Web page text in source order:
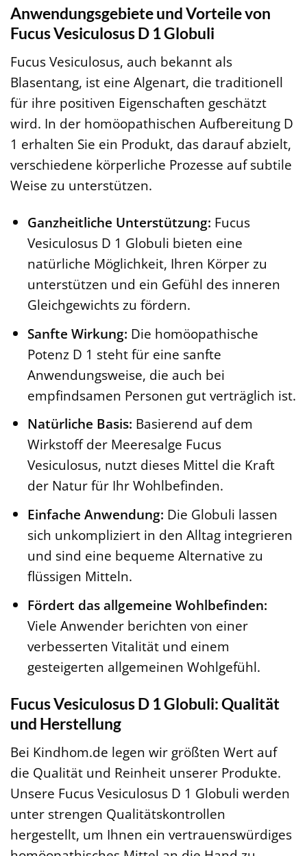
Anwendungsgebiete und Vorteile von
Fucus Vesiculosus D 1 Globuli
Fucus Vesiculosus, auch bekannt als
Blasentang, ist eine Algenart, die traditionell
für ihre positiven Eigenschaften geschätzt
wird. In der homöopathischen Aufbereitung D
1 erhalten Sie ein Produkt, das darauf abzielt,
verschiedene körperliche Prozesse auf subtile
Weise zu unterstützen.
Ganzheitliche Unterstützung: Fucus
Vesiculosus D 1 Globuli bieten eine
natürliche Möglichkeit, Ihren Körper zu
unterstützen und ein Gefühl des inneren
Gleichgewichts zu fördern.
Sanfte Wirkung: Die homöopathische
Potenz D 1 steht für eine sanfte
Anwendungsweise, die auch bei
empfindsamen Personen gut verträglich ist.
Natürliche Basis: Basierend auf dem
Wirkstoff der Meeresalge Fucus
Vesiculosus, nutzt dieses Mittel die Kraft
der Natur für Ihr Wohlbefinden.
Einfache Anwendung: Die Globuli lassen
sich unkompliziert in den Alltag integrieren
und sind eine bequeme Alternative zu
flüssigen Mitteln.
Fördert das allgemeine Wohlbefinden:
Viele Anwender berichten von einer
verbesserten Vitalität und einem
gesteigerten allgemeinen Wohlgefühl.
Fucus Vesiculosus D 1 Globuli: Qualität
und Herstellung
Bei Kindhom.de legen wir größten Wert auf
die Qualität und Reinheit unserer Produkte.
Unsere Fucus Vesiculosus D 1 Globuli werden
unter strengen Qualitätskontrollen
hergestellt, um Ihnen ein vertrauenswürdiges